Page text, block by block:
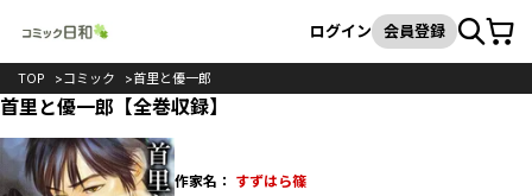
検索
ログイン 会員登録カート
TOP コミック 首里と優一郎
首里と優一郎【全巻収録】
作家名： すずはら篠